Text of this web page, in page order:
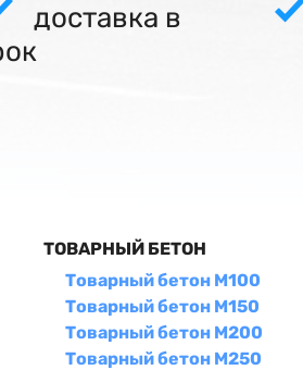
доставка в
ТОВАРНЫЙ БЕТОН
Товарный бетон М100
Товарный бетон М150
Товарный бетон М200
Товарный бетон М250